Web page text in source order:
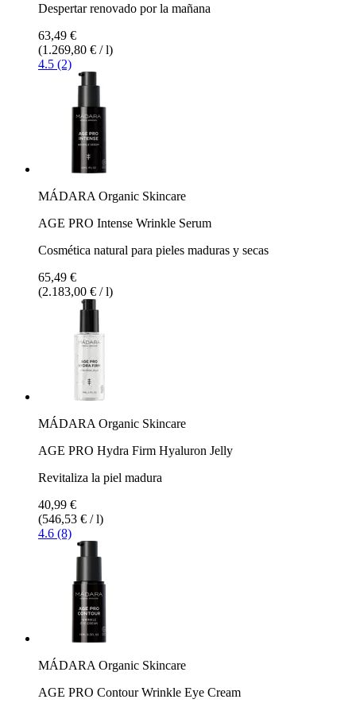
Despertar renovado por la mañana
63,49 €
(1.269,80 € / l)
4.5 (2)
MÁDARA Organic Skincare
AGE PRO Intense Wrinkle Serum
Cosmética natural para pieles maduras y secas
65,49 €
(2.183,00 € / l)
MÁDARA Organic Skincare
AGE PRO Hydra Firm Hyaluron Jelly
Revitaliza la piel madura
40,99 €
(546,53 € / l)
4.6 (8)
MÁDARA Organic Skincare
AGE PRO Contour Wrinkle Eye Cream